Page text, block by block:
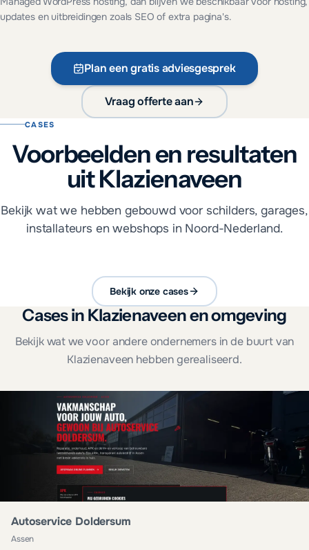
updates en uitbreidingen zoals SEO of extra pagina's.
Plan een gratis adviesgesprek
Vraag offerte aan
CASES
Voorbeelden en resultaten
uit Klazienaveen
Bekijk wat we hebben gebouwd voor schilders, garages,
installateurs en webshops in Noord-Nederland.
Bekijk onze cases
Cases in Klazienaveen en omgeving
Bekijk wat we voor andere ondernemers in de buurt van
Klazienaveen hebben gerealiseerd.
Autoservice Doldersum
Assen